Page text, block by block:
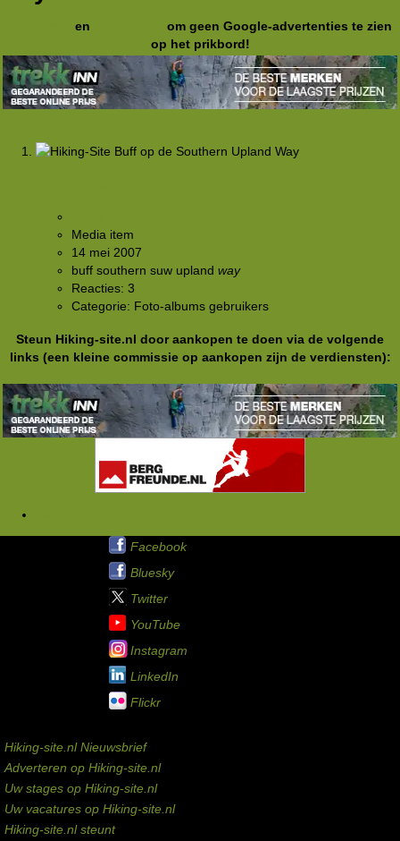
en
om geen Google-advertenties te zien
op het prikbord!
Media item
14 mei 2007
buff southern suw upland way
Reacties: 3
Categorie: Foto-albums gebruikers
Steun Hiking-site.nl door aankopen te doen via de volgende
links (een kleine commissie op aankopen zijn de verdiensten):
Facebook
Bluesky
Twitter
YouTube
Instagram
LinkedIn
Flickr
Hiking-site.nl Nieuwsbrief
Adverteren op Hiking-site.nl
Uw stages op Hiking-site.nl
Uw vacatures op Hiking-site.nl
Hiking-site.nl steunt